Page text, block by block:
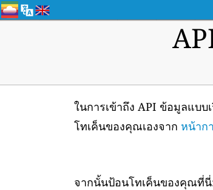
ในการเข้าถึง API ข้อมูลแบ
โทเค็นของคุณเองจาก หน้าก
จากนั้นป้อนโทเค็นของคุณที่